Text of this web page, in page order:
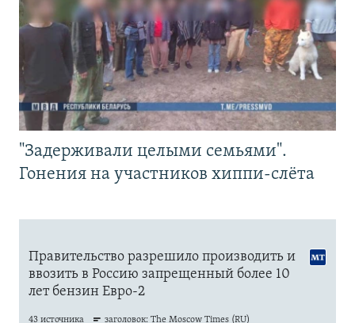
"Задерживали целыми семьями".
Гонения на участников хиппи-слёта